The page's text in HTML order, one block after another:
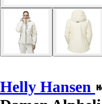
Helly Hansen